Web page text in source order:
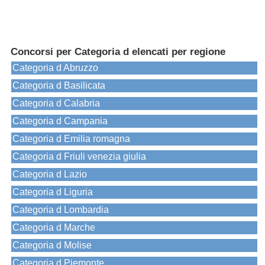
Concorsi per Categoria d elencati per regione
Categoria d Abruzzo
Categoria d Basilicata
Categoria d Calabria
Categoria d Campania
Categoria d Emilia romagna
Categoria d Friuli venezia giulia
Categoria d Lazio
Categoria d Liguria
Categoria d Lombardia
Categoria d Marche
Categoria d Molise
Categoria d Piemonte